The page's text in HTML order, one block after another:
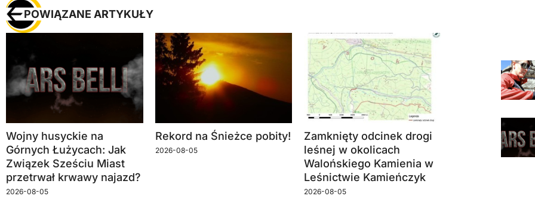
POWIĄZANE ARTYKUŁY
Wojny husyckie na
Górnych Łużycach: Jak
Związek Sześciu Miast
przetrwał krwawy najazd?
2026-08-05
Rekord na Śnieżce pobity!
2026-08-05
Zamknięty odcinek drogi
leśnej w okolicach
Walońskiego Kamienia w
Leśnictwie Kamieńczyk
2026-08-05